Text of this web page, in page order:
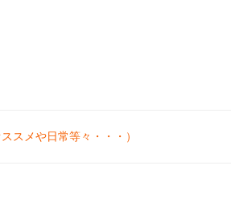
スメや日常等々・・・）